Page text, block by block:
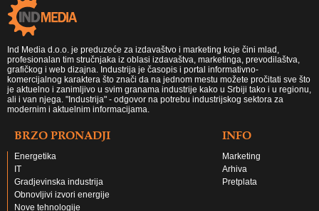
Ind Media d.o.o. je preduzeće za izdavaštvo i marketing koje čini mlad,
profesionalan tim stručnjaka iz oblasi izdavaštva, marketinga, prevodilaštva,
grafičkog i web dizajna. Industrija je časopis i portal informativno-
komercijalnog karaktera što znači da na jednom mestu možete pročitati sve što
je aktuelno i zanimljivo u svim granama industrije kako u Srbiji tako i u regionu,
ali i van njega. "Industrija" - odgovor na potrebu industrijskog sektora za
modernim i aktuelnim informacijama.
BRZO PRONADJI
Energetika
IT
Gradjevinska industrija
Obnovljivi izvori energije
Nove tehnologije
INFO
Marketing
Arhiva
Pretplata